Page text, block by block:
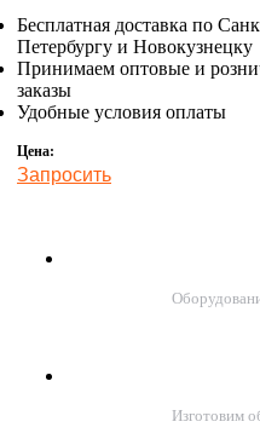
Бесплатная доставка по
Петербургу и Новокузнецку
Принимаем оптовые и
заказы
Удобные условия оплаты
Цена:
Запросить
Изготовим